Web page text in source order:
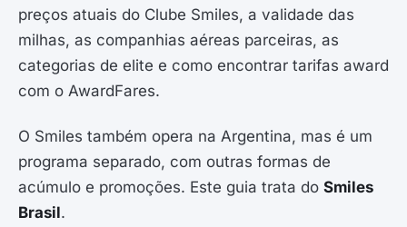
preços atuais do Clube Smiles, a validade das
milhas, as companhias aéreas parceiras, as
categorias de elite e como encontrar tarifas award
com o AwardFares.
O Smiles também opera na Argentina, mas é um
programa separado, com outras formas de
acúmulo e promoções. Este guia trata do Smiles
Brasil.